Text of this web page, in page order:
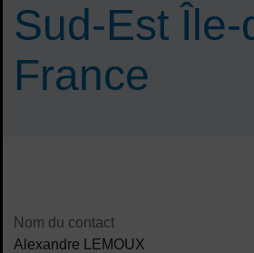
Sud-Est Île-
France
Contenu de la fiche
Nom du contact
Alexandre LEMOUX